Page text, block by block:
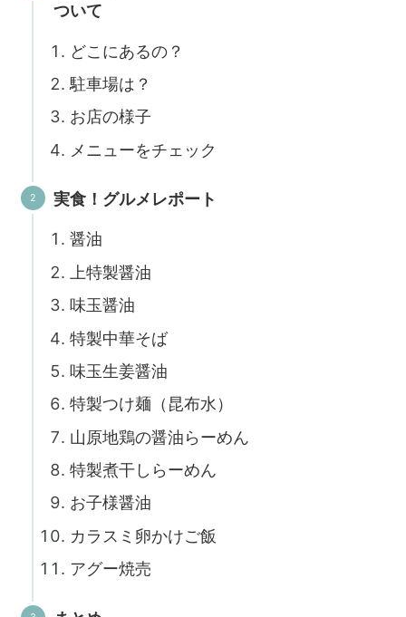
ついて
どこにあるの？
駐車場は？
お店の様子
メニューをチェック
実食！グルメレポート
醤油
上特製醤油
味玉醤油
特製中華そば
味玉生姜醤油
特製つけ麺（昆布水）
山原地鶏の醤油らーめん
特製煮干しらーめん
お子様醤油
カラスミ卵かけご飯
アグー焼売